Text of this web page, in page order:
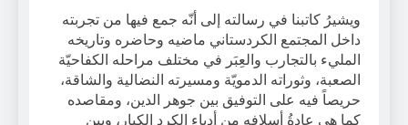
ويشيرُ كاتبنا في رسالته إلى أنّه جمع فيها من تجربته
داخل المجتمع الكردستاني ماضيه وحاضره وتاريخه
المليء بالتجارب والعِبَر في مختلف مراحله الكفاحيّة
الصعبة، وثوراته الدمويّة ومسيرته النضالية والشاقة،
حريصاً فيه على التوفيق بين جوهر الدين، ومقاصده
كما هي عادةُ أسلافه من أدباء الكرد الكبار، وبين